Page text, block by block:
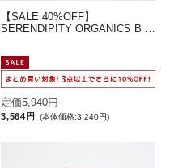
【SALE 40%OFF】
SERENDIPITY ORGANICS B …
定価5,940円
3,564円 (本体価格:3,240円)